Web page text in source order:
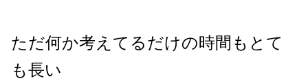
ただ何か考えてるだけの時間もとて
も長い